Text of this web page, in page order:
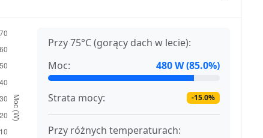
Przy 75°C (gorący dach w lecie):
Moc:
480 W (85.0%)
Strata mocy: -15.0%
Przy różnych temperaturach: